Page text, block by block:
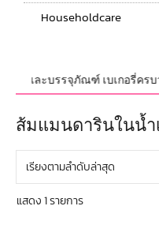
Householdcare
ณ์ และบรรจุภัณฑ์ เบเกอรี่ครบ
ส้มแมนดารินในน้ำ
แสดง 1 รายการ